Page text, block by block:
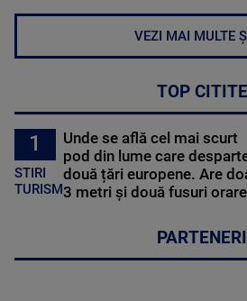
VEZI MAI MULTE
TOP CITITE
1
STIRI
TURISM
Unde se află cel mai scurt
pod din lume care
două țări europene. Are
3 metri și două fusuri orare
PARTENERI